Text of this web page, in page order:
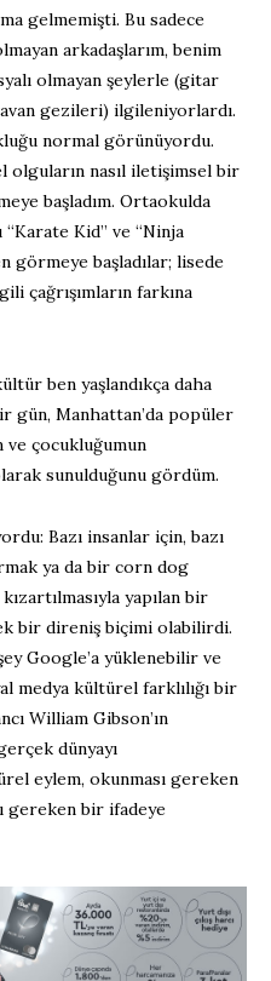
gelmemişti. Bu sadece
arkadaşlarım, benim
olmayan şeylerle (gitar
gezileri) ilgileniyorlardı.
normal görünüyordu.
olguların nasıl iletişimsel bir
başladım. Ortaokulda
“Karate Kid” ve “Ninja
görmeye başladılar; lisede
çağrışımların farkına
ben yaşlandıkça daha
gün, Manhattan’da popüler
çocukluğumun
sunulduğunu gördüm.
Bazı insanlar için, bazı
ya da bir corn dog
yapılan bir
bir direniş biçimi olabilirdi.
Google’a yüklenebilir ve
medya kültürel farklılığı bir
William Gibson’ın
dünyayı
eylem, okunması gereken
gereken bir ifadeye